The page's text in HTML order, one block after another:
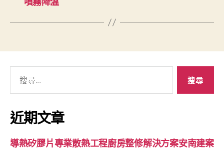
關
鍵
字:
近期文章
導熱矽膠片專業散熱工程廚房整修解決方案安南建案